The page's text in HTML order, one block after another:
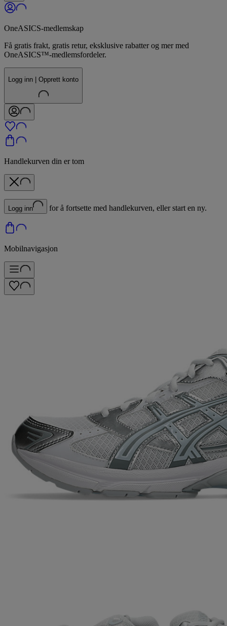
OneASICS-medlemskap
Få gratis frakt, gratis retur, eksklusive rabatter og mer med
OneASICS™-medlemsfordeler.
Logg inn | Opprett konto
Handlekurven din er tom
Logg inn for å fortsette med handlekurven, eller start en ny.
Mobilnavigasjon